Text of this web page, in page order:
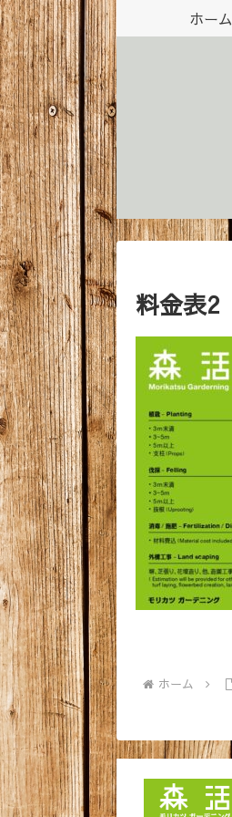
ホーム
料金表2
ホーム